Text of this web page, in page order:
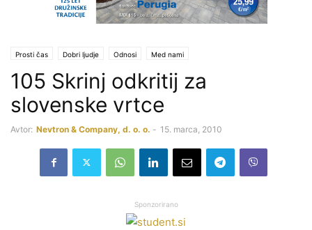
Prosti čas Dobri ljudje Odnosi Med nami
105 Skrinj odkritij za
slovenske vrtce
Avtor: Nevtron & Company, d. o. o. - 15. marca, 2010
Sponzorirano